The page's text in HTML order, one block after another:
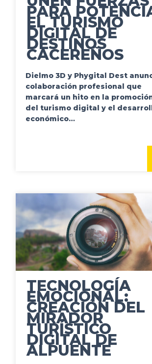
PARA
EL TURISMO
DIGITAL DE
DESTINOS
CACEREÑOS
Dielmo 3D y Phygital Dest
colaboración profesional que
marcará un hito en la
del turismo digital y el
económico…
TECNOLOGÍA
EMOCIONAL:
CREACIÓN DEL
MIRADOR
TURÍSTICO
DIGITAL DE
ALPUENTE